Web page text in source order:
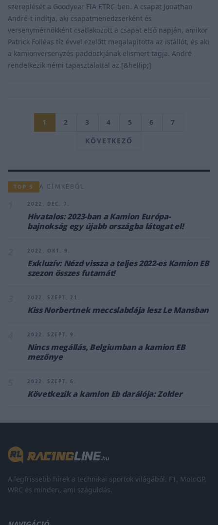
szereplését a Goodyear FIA ETRC-ben. A csapat Jonathan
André-t indítja, aki csapatmenedzserként és
versenymérnökként csatlakozott a csapat első napján, amikor
Patrick Folléas tíz évvel ezelőtt megalapította az istállót, és aki
a kamionversenyzés paddockjának elismert tagja. André
rendelkezik némi tapasztalattal az [&hellip;]
1 2 3 4 5 6
7
KÖVETKEZŐ
TOP 5 A CÍMKÉBŐL
2022. DEC. 7.
Hivatalos: 2023-ban a Kamion Európa-
bajnokság egy újabb országba látogat el!
2022. OKT. 9.
Exkluzív: Nézd vissza a teljes 2022-es Kamion EB
szezon összes futamát!
2022. SZEPT. 21.
Kiss Norbertnek meccslabdája lesz Le Mansban
2022. SZEPT. 9.
Nincs megállás, Belgiumban a kamion EB
mezőnye
2022. SZEPT. 6.
Következik a kamion Eb darálója: Zolder
A legfrissebb hírek a technikai sportok világából. F1, MotoGP,
WRC és minden, ami száguldás.